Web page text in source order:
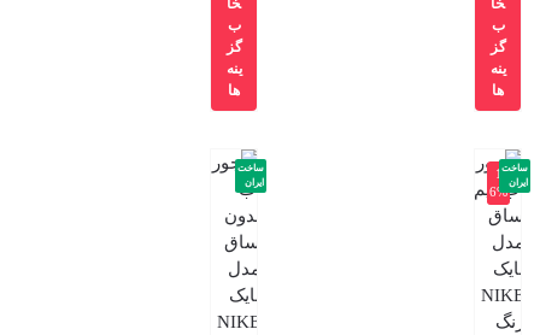
ب
گز
ینه
ها
ب
گز
ینه
ها
-1
6%
ساخت
ایران
ساخت
ایران